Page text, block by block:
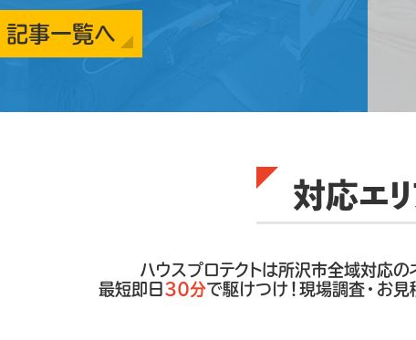
ます。 当社ハウスプロテクトは、お盆期間中も休まず通
常営業しております。 「夏だし暑いから問い合わせは
後でいいかな…」「大きな被害はないしこのままで大
丈夫かも…」 そう思っているうちに、ある日突然、天井
平素は多大なるご愛顧を頂きまして誠にありがとうご
ざいます。 当社ハウスプロテクトは、2025年ゴールデ
ンウイークも休まず営業しております。 春は害獣の繁
除費用が大きくかさむことはよくある話です。 害獣
に…⇒もっと見る
記事一覧へ
対応エ
ハウスプロテクトは所沢市全域対応の
最短即日 30分で駆けつけ！現場調査・お見